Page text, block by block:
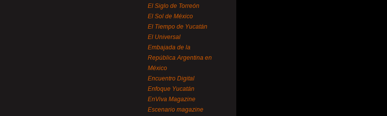
El Siglo de Torreón
El Sol de México
El Tiempo de Yucatán
El Universal
Embajada de la
República Argentina en
México
Encuentro Digital
Enfoque Yucatán
EnViva Magazine
Escenario magazine